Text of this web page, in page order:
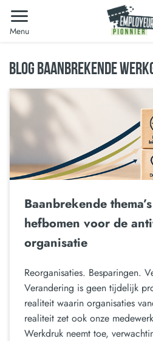
Menu
BLOG BAANBREKENDE
Baanbrekende
hefbomen voor de
organisatie
Reorganisaties. Besparingen.
Verandering is geen tijdelijk
realiteit waarin organisaties
realiteit zet ook onze
Werkdruk neemt toe,